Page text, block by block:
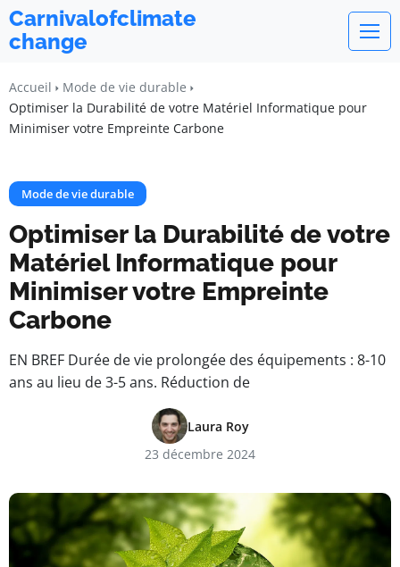
Carnivalofclimate
change
Accueil
Mode de vie durable
Optimiser la Durabilité de votre Matériel Informatique pour
Minimiser votre Empreinte Carbone
Mode de vie durable
Optimiser la Durabilité de votre
Matériel Informatique pour
Minimiser votre Empreinte
Carbone
EN BREF Durée de vie prolongée des équipements : 8-10
ans au lieu de 3-5 ans. Réduction de
Laura Roy
23 décembre 2024